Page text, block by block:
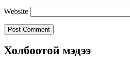
Website
Холбоотой мэдээ